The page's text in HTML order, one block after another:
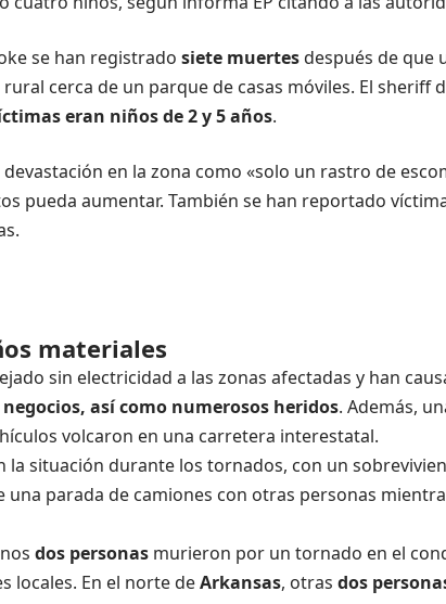
se han registrado siete muertesdespués de que
cerca de un parque de casas móviles. El sheriff
eran niños de 2 y 5 años.
en la zona como «solo un rastro de
pueda aumentar. También se han reportado
materiales
sin electricidad a las zonas afectadas y han
así como numerosos heridos. Además,
volcaron en una carretera interestatal.
la situación durante los tornados, con un
una parada de camiones con otras personas
dos personas murieron por un tornado en el
locales. En el norte deArkansas, otras dos